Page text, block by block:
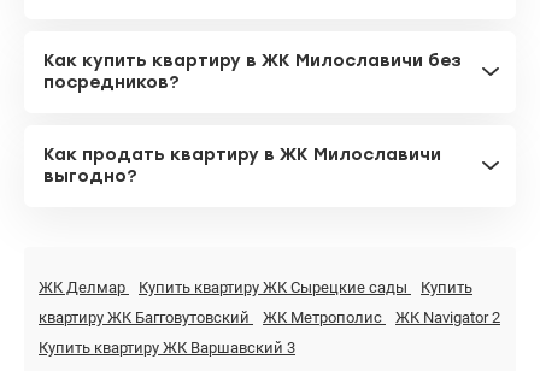
Как купить квартиру в ЖК Милославичи без
посредников?
Как продать квартиру в ЖК Милославичи
выгодно?
ЖК Делмар Купить квартиру ЖК Сырецкие сады
Купить
квартиру ЖК Багговутовский
ЖК Метрополис
ЖК Navigator 2
Купить квартиру ЖК Варшавский 3